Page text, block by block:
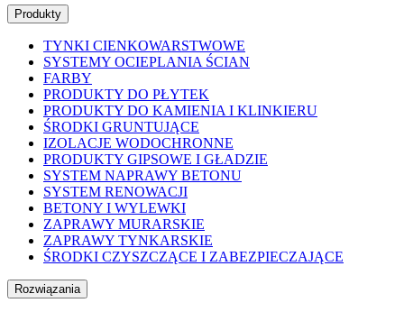
Produkty
TYNKI CIENKOWARSTWOWE
SYSTEMY OCIEPLANIA ŚCIAN
FARBY
PRODUKTY DO PŁYTEK
PRODUKTY DO KAMIENIA I KLINKIERU
ŚRODKI GRUNTUJĄCE
IZOLACJE WODOCHRONNE
PRODUKTY GIPSOWE I GŁADZIE
SYSTEM NAPRAWY BETONU
SYSTEM RENOWACJI
BETONY I WYLEWKI
ZAPRAWY MURARSKIE
ZAPRAWY TYNKARSKIE
ŚRODKI CZYSZCZĄCE I ZABEZPIECZAJĄCE
Rozwiązania